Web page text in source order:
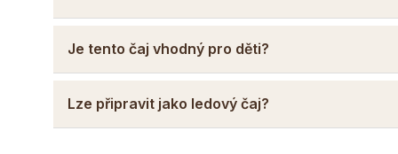
Je tento čaj vhodný pro děti?
Lze připravit jako ledový čaj?